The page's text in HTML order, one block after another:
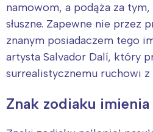
namowom, a podąża za tym,
słuszne. Zapewne nie przez
znanym posiadaczem tego
artysta Salvador Dalí, który
surrealistycznemu ruchowi
Znak zodiaku imienia